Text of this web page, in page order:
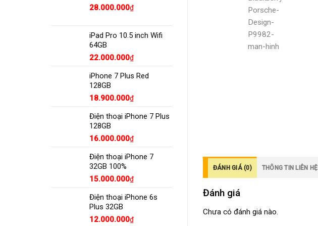
ĐÁNH GIÁ (0) THÔNG TIN LIÊN HỆ
Đánh giá
Chưa có đánh giá nào.
28.000.000₫
iPad Pro 10.5 inch Wifi
64GB
22.000.000₫
iPhone 7 Plus Red
128GB
18.900.000₫
Điện thoại iPhone 7 Plus
128GB
16.000.000₫
Điện thoại iPhone 7
32GB 100%
15.000.000₫
Điện thoại iPhone 6s
Plus 32GB
12.000.000₫